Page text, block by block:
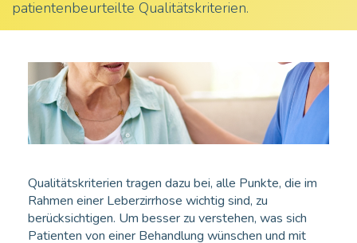
patientenbeurteilte Qualitätskriterien.
Qualitätskriterien tragen dazu bei, alle Punkte, die im
Rahmen einer Leberzirrhose wichtig sind, zu
berücksichtigen. Um besser zu verstehen, was sich
Patienten von einer Behandlung wünschen und mit